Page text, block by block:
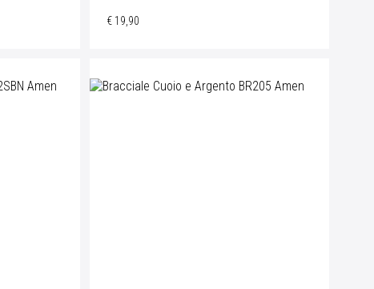
€ 19,90